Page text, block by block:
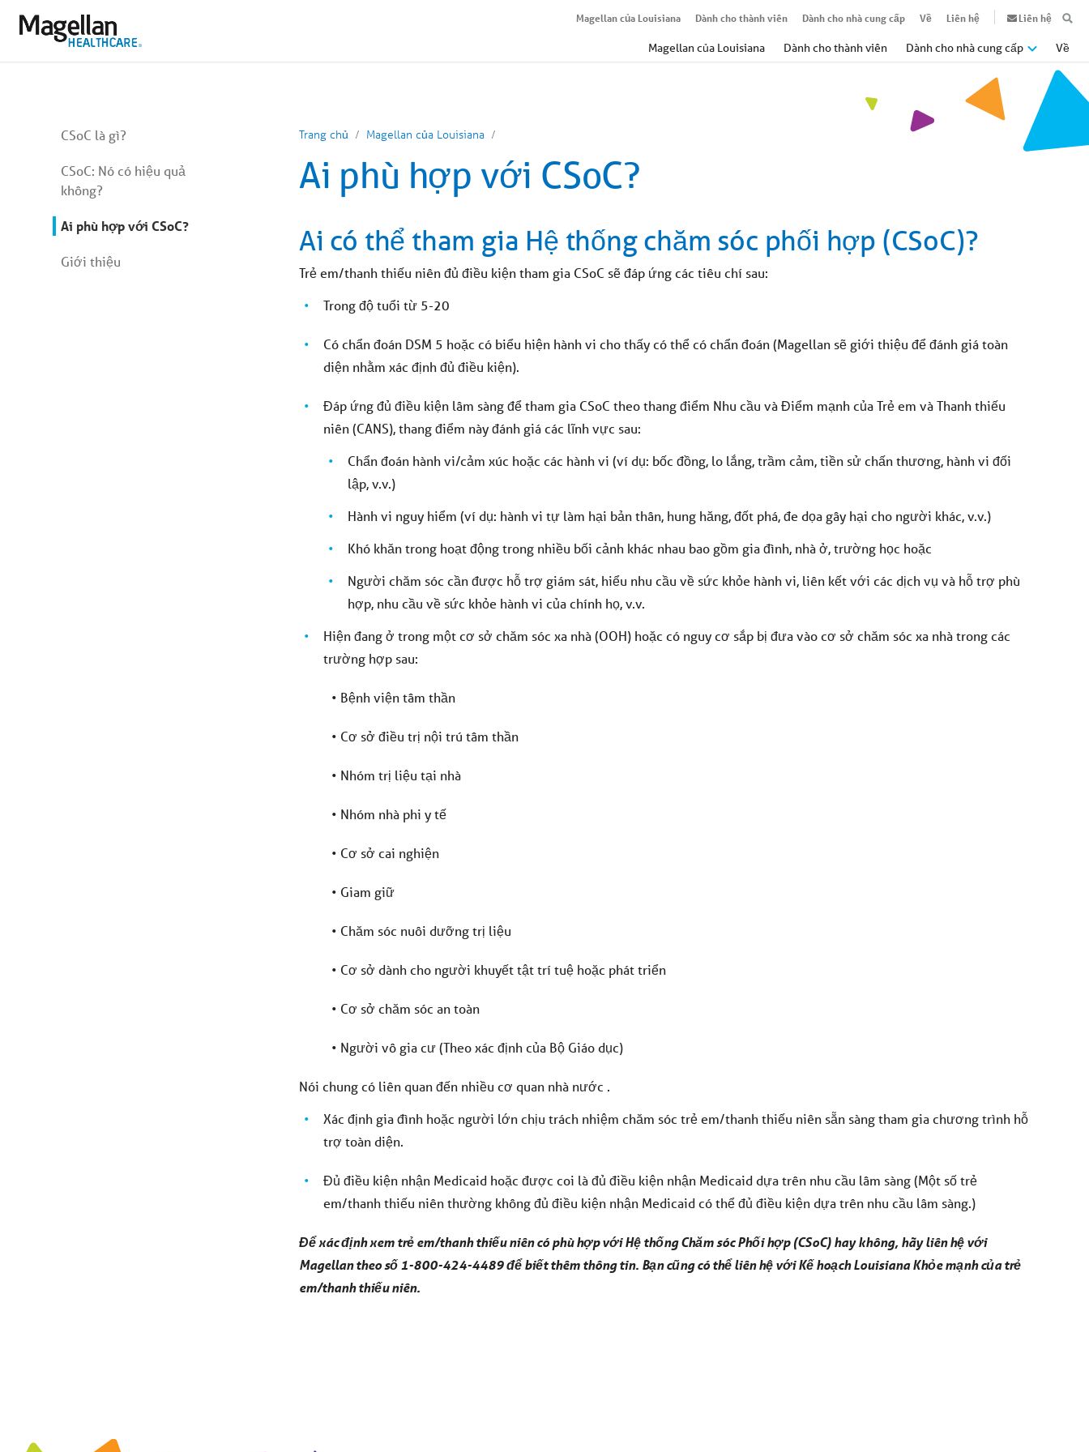
đang
Magellan của Louisiana Dành cho thành viên Dành cho nhà cung cấp Về
Magellan của Louisiana Dành cho thành viên Dành cho nhà cung cấp Về Liên hệ Liên hệ
Bạn
đang
menu
phụ.
Bỏ
nội
dung
viết
CSoC là gì?
CSoC: Nó có hiệu quả
không?
Ai phù hợp với CSoC?
Giới thiệu
Trang chủ Magellan của Louisiana
Ai phù hợp với CSoC?
Ai có thể tham gia Hệ thống chăm sóc phối hợp (CSoC)?
Trẻ em/thanh thiếu niên đủ điều kiện tham gia CSoC sẽ đáp ứng các tiêu chí sau:
Trong độ tuổi từ 5-20
Có chẩn đoán DSM 5 hoặc có biểu hiện hành vi cho thấy có thể có chẩn đoán (Magellan sẽ giới thiệu để đánh giá toàn
diện nhằm xác định đủ điều kiện).
Đáp ứng đủ điều kiện lâm sàng để tham gia CSoC theo thang điểm Nhu cầu và Điểm mạnh của Trẻ em và Thanh thiếu
niên (CANS), thang điểm này đánh giá các lĩnh vực sau:
Chẩn đoán hành vi/cảm xúc hoặc các hành vi (ví dụ: bốc đồng, lo lắng, trầm cảm, tiền sử chấn thương, hành vi đối
lập, v.v.)
Hành vi nguy hiểm (ví dụ: hành vi tự làm hại bản thân, hung hăng, đốt phá, đe dọa gây hại cho người khác, v.v.)
Khó khăn trong hoạt động trong nhiều bối cảnh khác nhau bao gồm gia đình, nhà ở, trường học hoặc
Người chăm sóc cần được hỗ trợ giám sát, hiểu nhu cầu về sức khỏe hành vi, liên kết với các dịch vụ và hỗ trợ phù
hợp, nhu cầu về sức khỏe hành vi của chính họ, v.v.
Hiện đang ở trong một cơ sở chăm sóc xa nhà (OOH) hoặc có nguy cơ sắp bị đưa vào cơ sở chăm sóc xa nhà trong các
trường hợp sau:
• Bệnh viện tâm thần
• Cơ sở điều trị nội trú tâm thần
• Nhóm trị liệu tại nhà
• Nhóm nhà phi y tế
• Cơ sở cai nghiện
• Giam giữ
• Chăm sóc nuôi dưỡng trị liệu
• Cơ sở dành cho người khuyết tật trí tuệ hoặc phát triển
• Cơ sở chăm sóc an toàn
• Người vô gia cư (Theo xác định của Bộ Giáo dục)
Nói chung có liên quan đến nhiều cơ quan nhà nước .
Xác định gia đình hoặc người lớn chịu trách nhiệm chăm sóc trẻ em/thanh thiếu niên sẵn sàng tham gia chương trình hỗ
trợ toàn diện.
Đủ điều kiện nhận Medicaid hoặc được coi là đủ điều kiện nhận Medicaid dựa trên nhu cầu lâm sàng (Một số trẻ
em/thanh thiếu niên thường không đủ điều kiện nhận Medicaid có thể đủ điều kiện dựa trên nhu cầu lâm sàng.)
Để xác định xem trẻ em/thanh thiếu niên có phù hợp với Hệ thống Chăm sóc Phối hợp (CSoC) hay không, hãy liên hệ với
Magellan theo số 1-800-424-4489 để biết thêm thông tin. Bạn cũng có thể liên hệ với Kế hoạch Louisiana Khỏe mạnh của trẻ
em/thanh thiếu niên.